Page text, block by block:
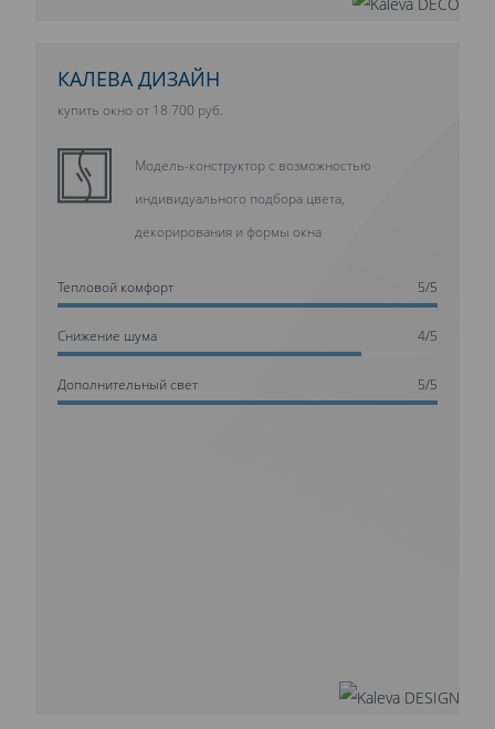
КАЛЕВА ДИЗАЙН
купить окно от 18 700 руб.
Модель-конструктор с возможностью
индивидуального подбора цвета,
декорирования и формы окна
Тепловой комфорт 5/5
Cнижение шума 4/5
Дополнительный свет 5/5